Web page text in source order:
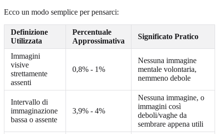
Ecco un modo semplice per pensarci:
Definizione
Utilizzata
Percentuale
Approssimativa
Significato Pratico
Immagini
visive
strettamente
assenti
0,8% - 1%
Nessuna immagine
mentale volontaria,
nemmeno debole
Intervallo di
immaginazione
bassa o assente
3,9% - 4%
Nessuna immagine, o
immagini così
deboli/vaghe da
sembrare appena utili